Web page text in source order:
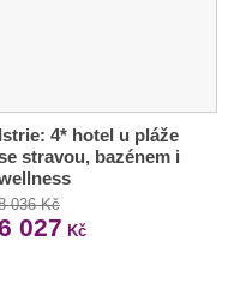
Istrie: 4* hotel u pláže
stravou, bazénem i
036 Kč
027 Kč